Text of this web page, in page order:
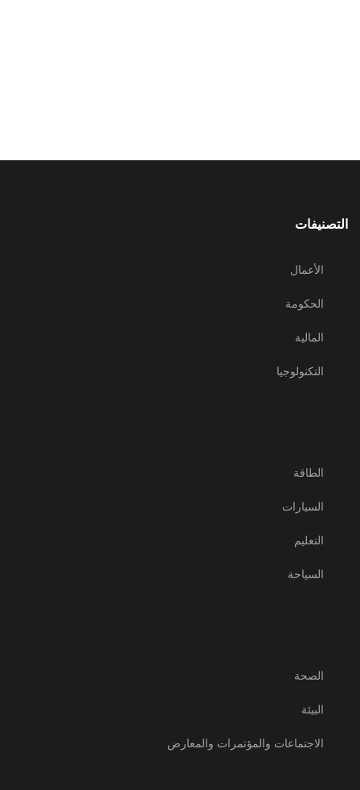
التصنيفات
الأعمال
الحكومة
المالية
التكنولوجيا
الطاقة
السيارات
التعليم
السياحة
الصحة
البيئة
الاجتماعات والمؤتمرات والمعارض